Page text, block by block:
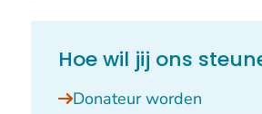
Hoe wil jij ons
Donateur worden